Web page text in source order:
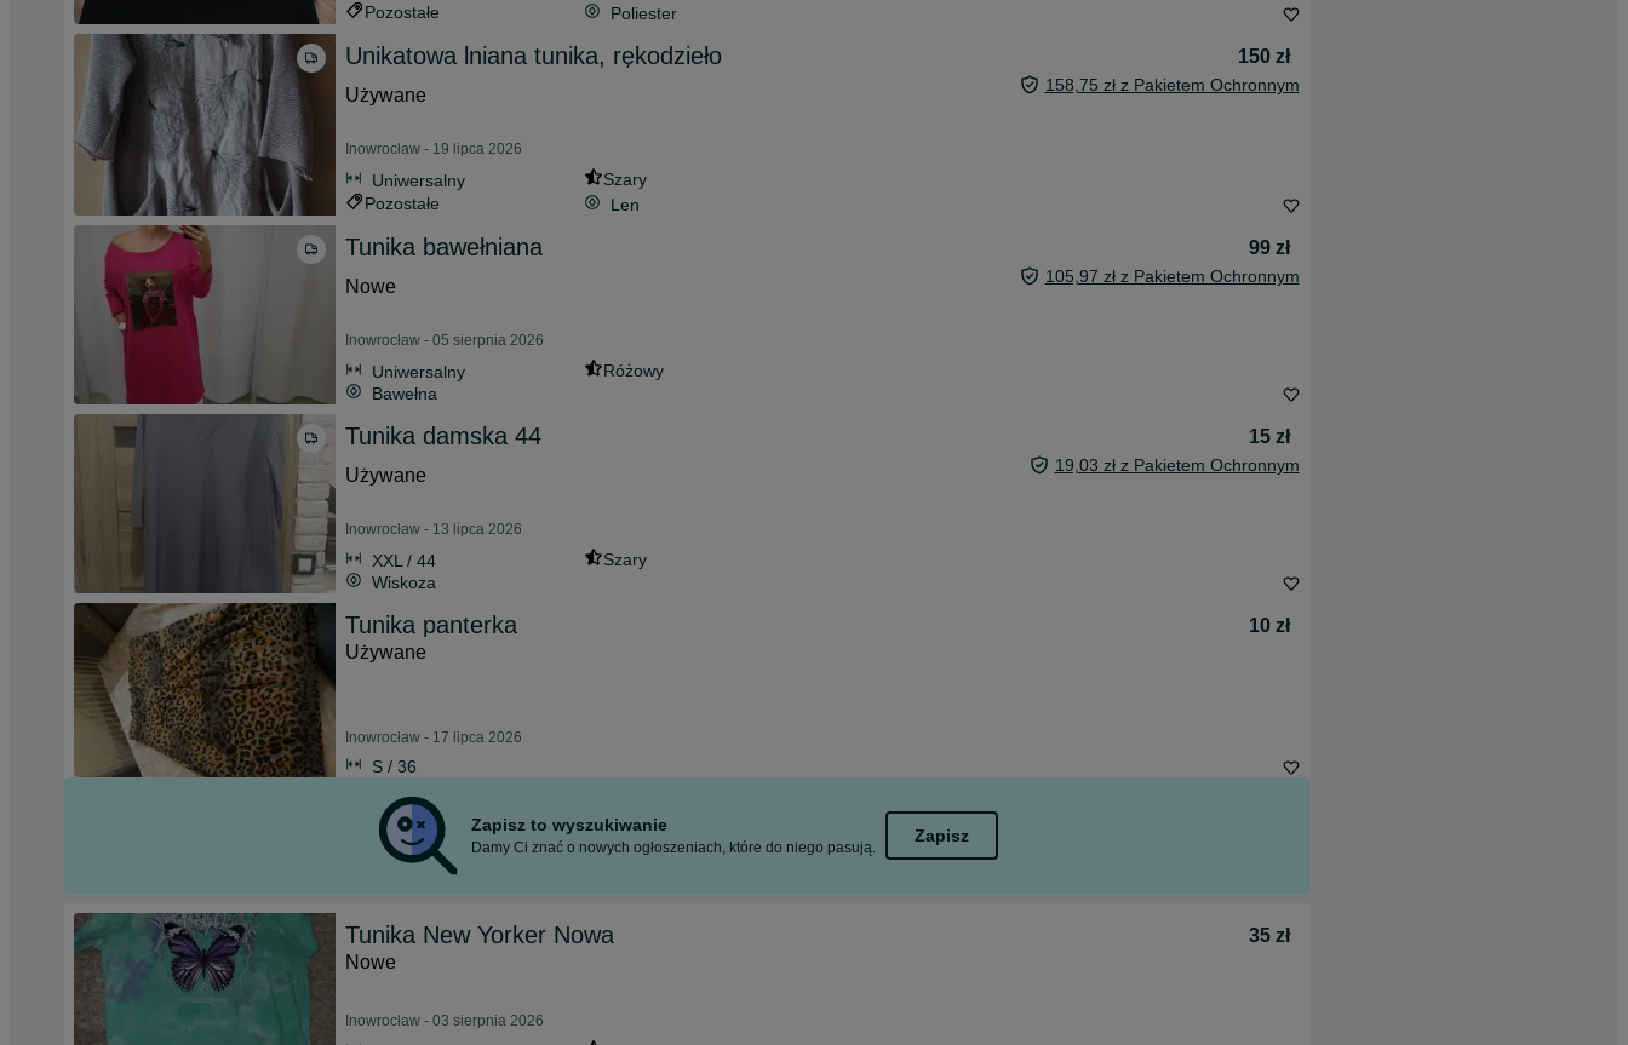
Pozostałe
Poliester
Unikatowa lniana tunika, rękodzieło
150 zł
Używane
158,75 zł z Pakietem Ochronnym
Inowrocław - 19 lipca 2026
Uniwersalny
Szary
Pozostałe
Len
Tunika bawełniana
99 zł
Nowe
105,97 zł z Pakietem Ochronnym
Inowrocław - 05 sierpnia 2026
Uniwersalny
Różowy
Bawełna
Tunika damska 44
15 zł
Używane
19,03 zł z Pakietem Ochronnym
Inowrocław - 13 lipca 2026
XXL / 44
Szary
Wiskoza
Tunika panterka
10 zł
Używane
Inowrocław - 17 lipca 2026
S / 36
Zapisz to wyszukiwanie
Damy Ci znać o nowych ogłoszeniach, które do niego pasują.
Zapisz
Tunika New Yorker Nowa
35 zł
Nowe
Inowrocław - 03 sierpnia 2026